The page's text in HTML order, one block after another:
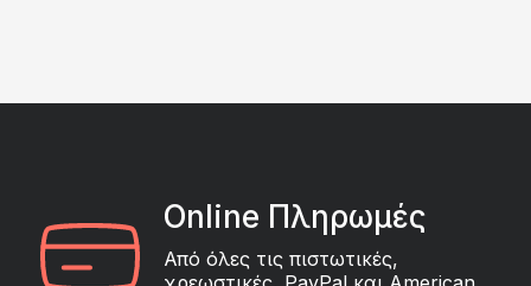
Online Πληρωμές
Από όλες τις πιστωτικές,